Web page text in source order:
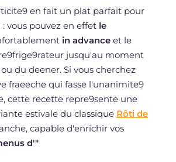
en fait un plat parfait pour
: vous pouvez en effet le
in advanceet le
jusqu'au moment
du deener. Si vous cherchez
fraeeche qui fasse l'unanimite9
cette recette repre9sente une
estivale du classique Rôti de
capable d'enrichir vos
d'"